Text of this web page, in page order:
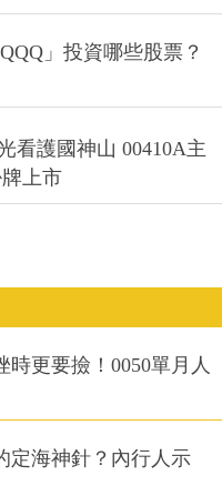
」投資哪些股票？
看護國神山 00410A主
上市
時更要撿！0050單月人
定海神針？內行人示